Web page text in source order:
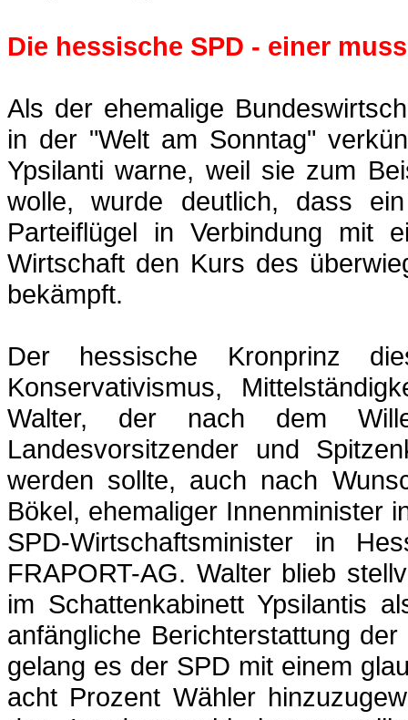
Die hessische SPD - einer
Als der ehemalige
in der "Welt am Sonntag"
Ypsilanti warne, weil sie zum
wolle, wurde deutlich, dass ein
Parteiflügel in Verbindung mit
Wirtschaft den Kurs des
bekämpft.
Der hessische Kronprinz
Konservativismus,
Walter, der nach dem
Landesvorsitzender und
werden sollte, auch nach
Bökel, ehemaliger Innenminister
SPD-Wirtschaftsminister in
FRAPORT-AG. Walter blieb
im Schattenkabinett Ypsilantis
anfängliche Berichterstattung
gelang es der SPD mit einem
acht Prozent Wähler